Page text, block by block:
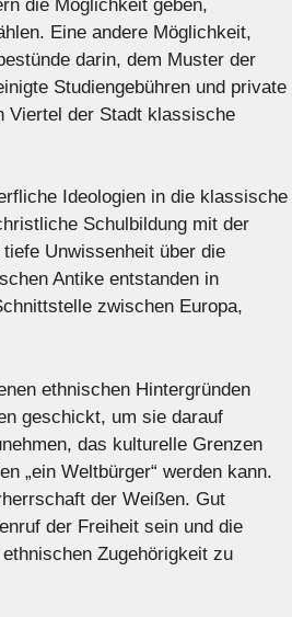
die Möglichkeit geben,
Eine andere Möglichkeit,
darin, dem Muster der
Studiengebühren und private
Viertel der Stadt klassische
Ideologien in die klassische
Schulbildung mit der
Unwissenheit über die
Antike entstanden in
zwischen Europa,
ethnischen Hintergründen
geschickt, um sie darauf
das kulturelle Grenzen
„ein Weltbürger“ werden kann.
der Weißen. Gut
der Freiheit sein und die
Zugehörigkeit zu